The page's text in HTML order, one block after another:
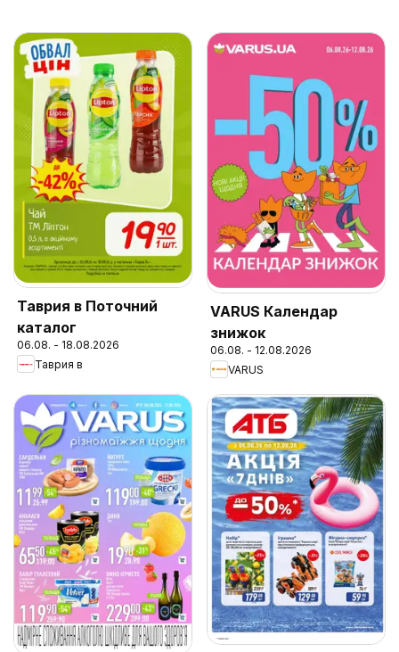
Таврия в Поточний
каталог
06.08. - 18.08.2026
Таврия в
VARUS Календар
знижок
06.08. - 12.08.2026
VARUS